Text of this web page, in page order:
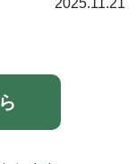
2025.11.21